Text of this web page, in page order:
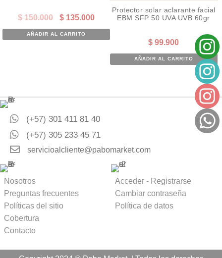
$150.000
El
precio
original
$135.000El
precio
actual
AÑADIR AL CARRITO
Protector solar aclarante facial
EBM SFP 50 UVA UVB 60gr
$ 99.900
AÑADIR AL CARRITO
(+57) 301 411 81 40
(+57) 305 233 45 71
servicioalcliente@pabomarket.com
Nosotros
Preguntas frecuentes
Políticas del sitio
Cobertura
Contacto
Acceder - Registrarse
Cambiar contraseña
Política de datos